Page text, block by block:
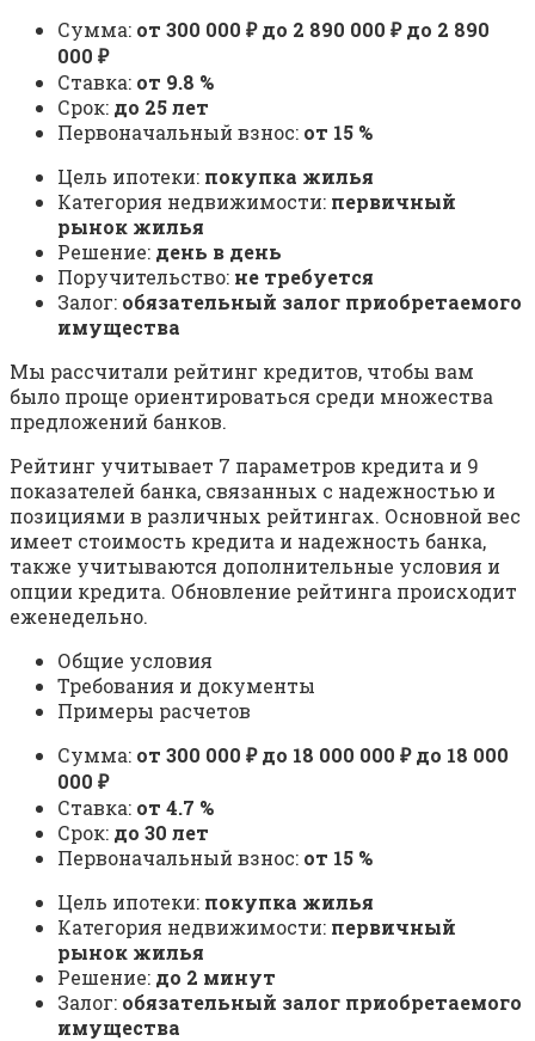
Сумма: от 300 000 ₽ до 2 890 000 ₽ до 2 890
000 ₽
Ставка: от 9.8 %
Срок: до 25 лет
Первоначальный взнос: от 15 %
Цель ипотеки: покупка жилья
Категория недвижимости: первичный
рынок жилья
Решение: день в день
Поручительство: не требуется
Залог: обязательный залог приобретаемого
имущества
Мы рассчитали рейтинг кредитов, чтобы вам
было проще ориентироваться среди множества
предложений банков.
Рейтинг учитывает 7 параметров кредита и 9
показателей банка, связанных с надежностью и
позициями в различных рейтингах. Основной вес
имеет стоимость кредита и надежность банка,
также учитываются дополнительные условия и
опции кредита. Обновление рейтинга происходит
еженедельно.
Общие условия
Требования и документы
Примеры расчетов
Сумма: от 300 000 ₽ до 18 000 000 ₽ до 18 000
000 ₽
Ставка: от 4.7 %
Срок: до 30 лет
Первоначальный взнос: от 15 %
Цель ипотеки: покупка жилья
Категория недвижимости: первичный
рынок жилья
Решение: до 2 минут
Залог: обязательный залог приобретаемого
имущества